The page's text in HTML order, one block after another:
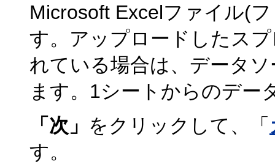
Microsoft Excelファイル(
す。アップロードしたス
れている場合は、データ
ます。1シートからのデー
「次」 をクリックして、「
す。